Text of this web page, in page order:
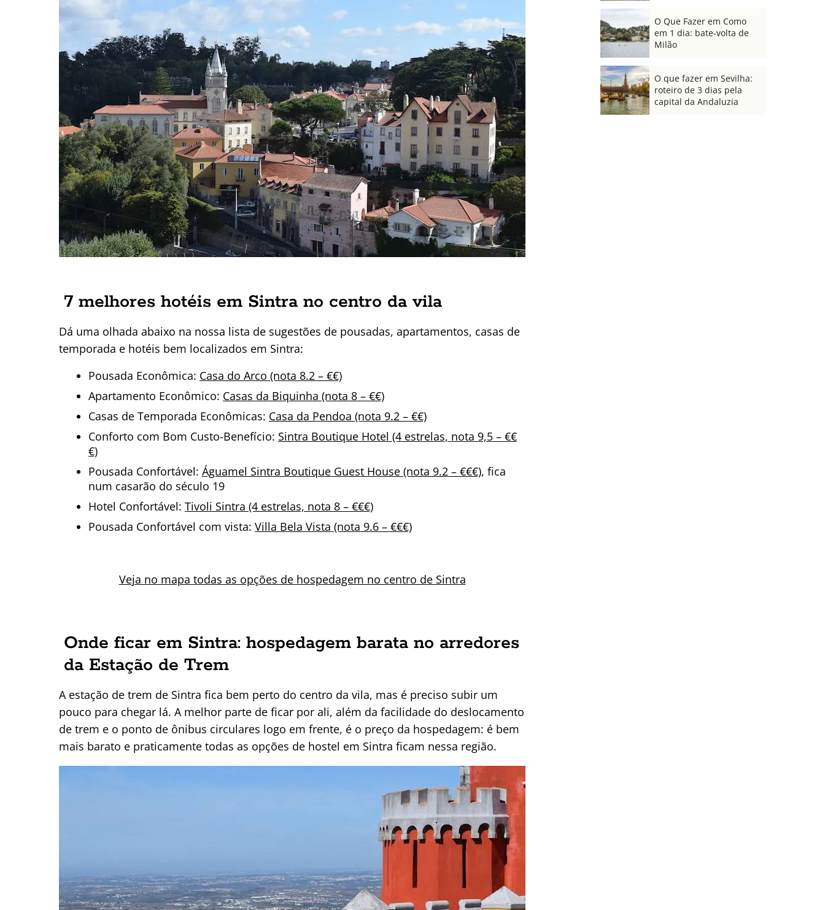
7 melhores hotéis em Sintra no centro da vila
Dá uma olhada abaixo na nossa lista de sugestões de pousadas, apartamentos, casas de
temporada e hotéis bem localizados em Sintra:
Pousada Econômica: Casa do Arco (nota 8.2 – €€)
Apartamento Econômico: Casas da Biquinha (nota 8 – €€)
Casas de Temporada Econômicas: Casa da Pendoa (nota 9.2 – €€)
Conforto com Bom Custo-Benefício: Sintra Boutique Hotel (4 estrelas, nota 9,5 – €€
€)
Pousada Confortável: Águamel Sintra Boutique Guest House (nota 9.2 – €€€), fica
num casarão do século 19
Hotel Confortável: Tivoli Sintra (4 estrelas, nota 8 – €€€)
Pousada Confortável com vista: Villa Bela Vista (nota 9.6 – €€€)
Veja no mapa todas as opções de hospedagem no centro de Sintra
Onde ficar em Sintra: hospedagem barata no arredores
da Estação de Trem
A estação de trem de Sintra fica bem perto do centro da vila, mas é preciso subir um
pouco para chegar lá. A melhor parte de ficar por ali, além da facilidade do deslocamento
de trem e o ponto de ônibus circulares logo em frente, é o preço da hospedagem: é bem
mais barato e praticamente todas as opções de hostel em Sintra ficam nessa região.
O Que Fazer em Como
em 1 dia: bate-volta de
Milão
O que fazer em Sevilha:
roteiro de 3 dias pela
capital da Andaluzia